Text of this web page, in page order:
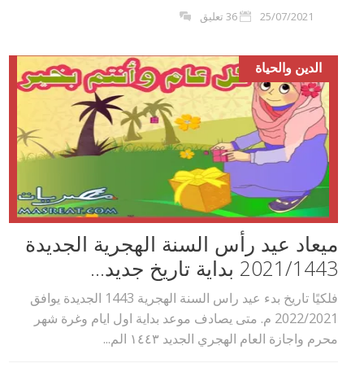
25/07/2021 36 تعليق
الدين والحياة
ميعاد عيد رأس السنة الهجرية الجديدة
2021/1443 بداية تاريخ جديد...
فلكيًا تاريخ بدء عيد راس السنة الهجرية 1443 الجديدة يوافق
2022/2021 م. متى يصادف موعد بداية اول ايام وغرة شهر
محرم واجازة العام الهجري الجديد ١٤٤۳ الم...